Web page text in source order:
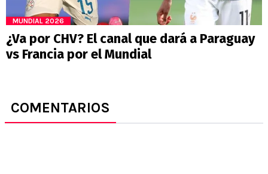
MUNDIAL 2026
¿Va por CHV? El canal que dará a Paraguay
vs Francia por el Mundial
COMENTARIOS